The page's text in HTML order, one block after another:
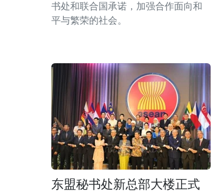
书处和联合国承诺，加强合作面向和
平与繁荣的社会。
东盟秘书处新总部大楼正式